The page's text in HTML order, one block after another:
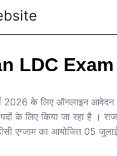
LDC
2026 के लिए ऑनलाइन
के लिए किया जा रहा है ।
एग्जाम का आयोजित 05